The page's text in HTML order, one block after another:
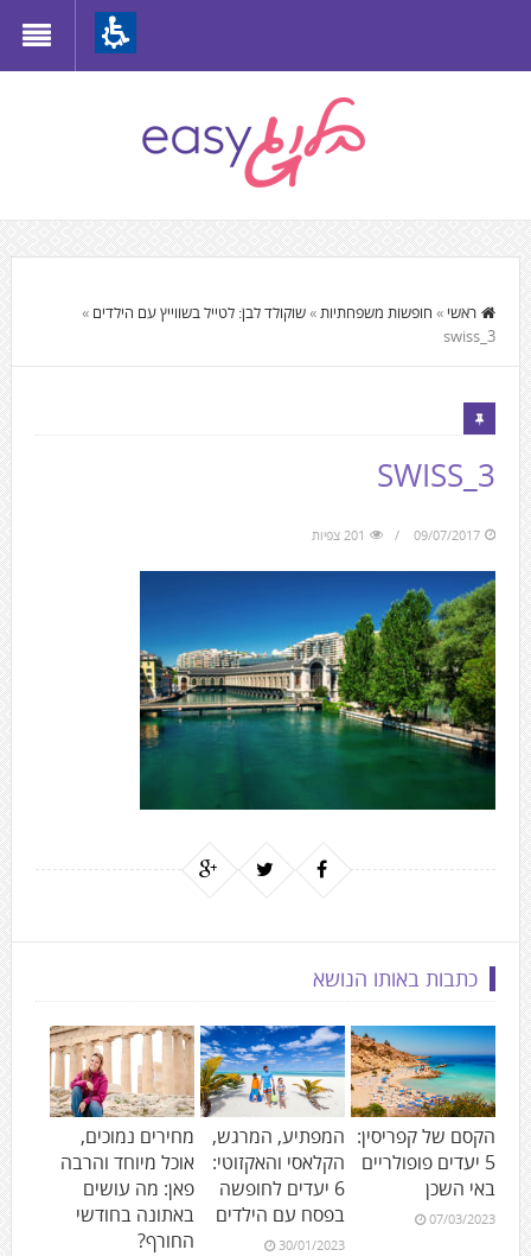
to
move
to
the
main
Content
התוכן
המרכזי,
You
can
press
Enter
to
skip
to
the
next
area
ראשי » חופשות משפחתיות»שוקולד לבן: לטייל בשווייץ עם הילדים »
swiss_3
SWISS_3
09/07/2017 201 צפיות
כתבות באותו הנושא
הקסם של קפריסין:
5 יעדים פופולריים
באי השכן
07/03/2023
המפתיע, המרגש,
הקלאסי והאקזוטי:
6 יעדים לחופשה
בפסח עם הילדים
30/01/2023
מחירים נמוכים,
אוכל מיוחד והרבה
פאן: מה עושים
באתונה בחודשי
החורף?